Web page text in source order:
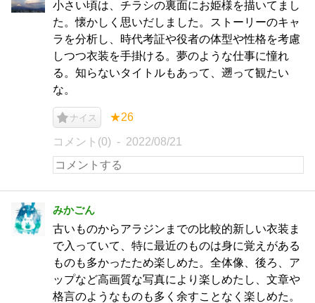
小さい頃は、チラシの裏面にお姫様を描いてまし
た。懐かしく思いだしました。ストーリーのキャ
ラを分析し、時代考証や役者の体型や性格を考慮
しつつ衣装を手掛ける。夢のような仕事に憧れ
る。知らないタイトルもあって、遡って観たい
な。
ナイス ★26
コメント(0) 2022/08/21
みかごん
古いものからアラジンまでの比較的新しい衣装ま
で入っていて、特に最近のものは身に覚えがある
ものも多かったため楽しめた。全体像、後ろ、ア
ップなど高画質な写真により楽しめたし、文章や
格言のようなものも多く余すことなく楽しめた。